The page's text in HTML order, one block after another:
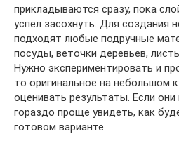
прикладываются сразу, пока
успел засохнуть. Для создания
подходят любые подручные
посуды, веточки деревьев,
Нужно экспериментировать и
то оригинальное на небольшом
оценивать результаты. Если они
гораздо проще увидеть, как
готовом варианте.